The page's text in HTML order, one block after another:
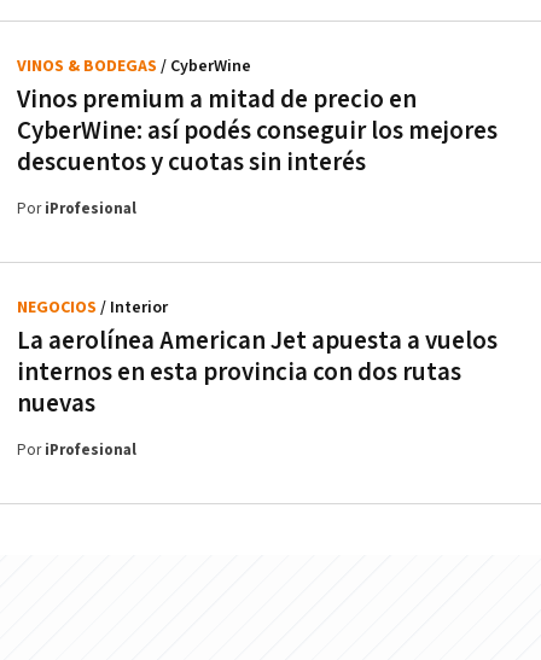
Vinos premium a mitad de precio en
CyberWine: así podés conseguir los mejores
descuentos y cuotas sin interés
VINOS & BODEGAS / CyberWine
PoriProfesional
La aerolínea American Jet apuesta a vuelos
internos en esta provincia con dos rutas
nuevas
NEGOCIOS / Interior
PoriProfesional